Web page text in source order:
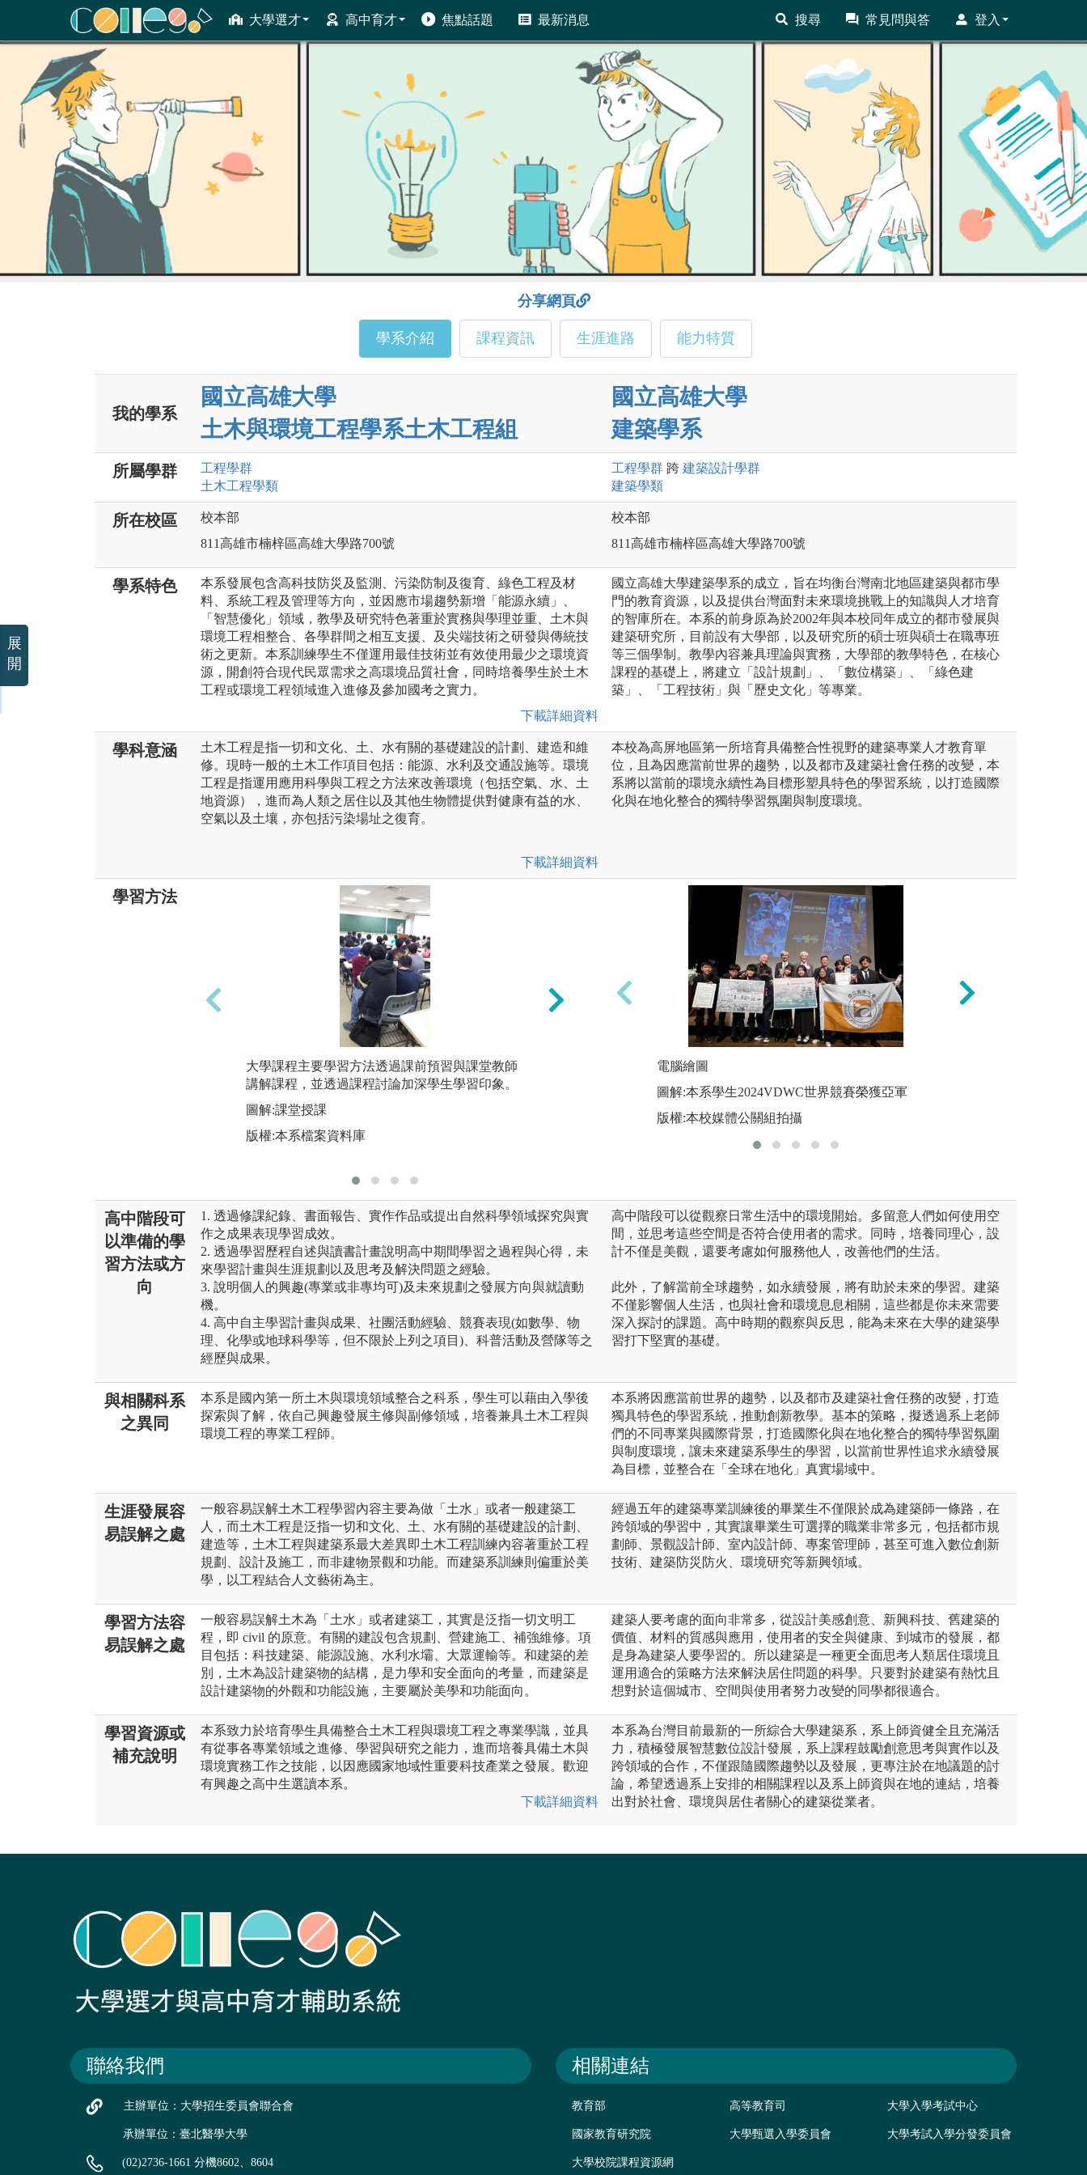
大學選才 高中育才 焦點話題 最新消息 搜尋 常見問與答 登入
ColleGo! 大學選才與高中育才輔助系統
分享網頁
學系介紹 課程資訊 生涯進路 能力特質
我的學系
國立高雄大學
土木與環境工程學系土木工程組
國立高雄大學
建築學系
所屬學群 工程學群
土木工程學類
工程學群 跨 建築設計學群
建築學類
所在校區
校本部
811高雄市楠梓區高雄大學路700號
校本部
811高雄市楠梓區高雄大學路700號
學系特色
本系發展包含高科技防災及監測、污染防制及復育、綠色工程及材
料、系統工程及管理等方向，並因應市場趨勢新增「能源永續」、
「智慧優化」領域，教學及研究特色著重於實務與學理並重、土木與
環境工程相整合、各學群間之相互支援、及尖端技術之研發與傳統技
術之更新。本系訓練學生不僅運用最佳技術並有效使用最少之環境資
源，開創符合現代民眾需求之高環境品質社會，同時培養學生於土木
工程或環境工程領域進入進修及參加國考之實力。
下載詳細資料
國立高雄大學建築學系的成立，旨在均衡台灣南北地區建築與都市學
門的教育資源，以及提供台灣面對未來環境挑戰上的知識與人才培育
的智庫所在。本系的前身原為於2002年與本校同年成立的都市發展與
建築研究所，目前設有大學部，以及研究所的碩士班與碩士在職專班
等三個學制。教學內容兼具理論與實務，大學部的教學特色，在核心
課程的基礎上，將建立「設計規劃」、「數位構築」、「綠色建
築」、「工程技術」與「歷史文化」等專業。
學科意涵
土木工程是指一切和文化、土、水有關的基礎建設的計劃、建造和維
修。現時一般的土木工作項目包括：能源、水利及交通設施等。環境
工程是指運用應用科學與工程之方法來改善環境（包括空氣、水、土
地資源），進而為人類之居住以及其他生物體提供對健康有益的水、
空氣以及土壤，亦包括污染場址之復育。
下載詳細資料
本校為高屏地區第一所培育具備整合性視野的建築專業人才教育單
位，且為因應當前世界的趨勢，以及都市及建築社會任務的改變，本
系將以當前的環境永續性為目標形塑具特色的學習系統，以打造國際
化與在地化整合的獨特學習氛圍與制度環境。
學習方法
大學課程主要學習方法透過課前預習與課堂教師
講解課程，並透過課程討論加深學生學習印象。
圖解:課堂授課
版權:本系檔案資料庫
參與專題演講活動：透過專題演講活動將邀請業
界知名專家進行演講，透過演講了解業界實務
圖解:專題演講活動
電腦繪圖
圖解:本系學生2024VDWC世界競賽榮獲亞軍
版權:本校媒體公關組拍攝
高中階段可
以準備的學
習方法或方
向
1. 透過修課紀錄、書面報告、實作作品或提出自然科學領域探究與實
作之成果表現學習成效。
2. 透過學習歷程自述與讀書計畫說明高中期間學習之過程與心得，未
來學習計畫與生涯規劃以及思考及解決問題之經驗。
3. 說明個人的興趣(專業或非專均可)及未來規劃之發展方向與就讀動
機。
4. 高中自主學習計畫與成果、社團活動經驗、競賽表現(如數學、物
理、化學或地球科學等，但不限於上列之項目)、科普活動及營隊等之
經歷與成果。
高中階段可以從觀察日常生活中的環境開始。多留意人們如何使用空
間，並思考這些空間是否符合使用者的需求。同時，培養同理心，設
計不僅是美觀，還要考慮如何服務他人，改善他們的生活。
此外，了解當前全球趨勢，如永續發展，將有助於未來的學習。建築
不僅影響個人生活，也與社會和環境息息相關，這些都是你未來需要
深入探討的課題。高中時期的觀察與反思，能為未來在大學的建築學
習打下堅實的基礎。
與相關科系
之異同
本系是國內第一所土木與環境領域整合之科系，學生可以藉由入學後
探索與了解，依自己興趣發展主修與副修領域，培養兼具土木工程與
環境工程的專業工程師。
本系將因應當前世界的趨勢，以及都市及建築社會任務的改變，打造
獨具特色的學習系統，推動創新教學。基本的策略，擬透過系上老師
們的不同專業與國際背景，打造國際化與在地化整合的獨特學習氛圍
與制度環境，讓未來建築系學生的學習，以當前世界性追求永續發展
為目標，並整合在「全球在地化」真實場域中。
生涯發展容
易誤解之處
一般容易誤解土木工程學習內容主要為做「土水」或者一般建築工
人，而土木工程是泛指一切和文化、土、水有關的基礎建設的計劃、
建造等，土木工程與建築系最大差異即土木工程訓練內容著重於工程
規劃、設計及施工，而非建物景觀和功能。而建築系訓練則偏重於美
學，以工程結合人文藝術為主。
經過五年的建築專業訓練後的畢業生不僅限於成為建築師一條路，在
跨領域的學習中，其實讓畢業生可選擇的職業非常多元，包括都市規
劃師、景觀設計師、室內設計師、專案管理師，甚至可進入數位創新
技術、建築防災防火、環境研究等新興領域。
學習方法容
易誤解之處
一般容易誤解土木為「土水」或者建築工，其實是泛指一切文明工
程，即 civil 的原意。有關的建設包含規劃、營建施工、補強維修。項
目包括：科技建築、能源設施、水利水壩、大眾運輸等。和建築的差
別，土木為設計建築物的結構，是力學和安全面向的考量，而建築是
設計建築物的外觀和功能設施，主要屬於美學和功能面向。
建築人要考慮的面向非常多，從設計美感創意、新興科技、舊建築的
價值、材料的質感與應用，使用者的安全與健康、到城市的發展，都
是身為建築人要學習的。所以建築是一種更全面思考人類居住環境且
運用適合的策略方法來解決居住問題的科學。只要對於建築有熱忱且
想對於這個城市、空間與使用者努力改變的同學都很適合。
學習資源或
補充說明
本系致力於培育學生具備整合土木工程與環境工程之專業學識，並具
有從事各專業領域之進修、學習與研究之能力，進而培養具備土木與
環境實務工作之技能，以因應國家地域性重要科技產業之發展。歡迎
有興趣之高中生選讀本系。
下載詳細資料
本系為台灣目前最新的一所綜合大學建築系，系上師資健全且充滿活
力，積極發展智慧數位設計發展，系上課程鼓勵創意思考與實作以及
跨領域的合作，不僅跟隨國際趨勢以及發展，更專注於在地議題的討
論，希望透過系上安排的相關課程以及系上師資與在地的連結，培養
出對於社會、環境與居住者關心的建築從業者。
聯絡我們
主辦單位：大學招生委員會聯合會
承辦單位：臺北醫學大學
(02)2736-1661 分機8602、8604
相關連結
教育部 高等教育司 大學入學考試中心
國家教育研究院 大學甄選入學委員會 大學考試入學分發委員會
大學校院課程資源網
展
開